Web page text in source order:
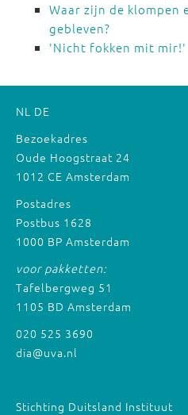
Waar zijn de klompen
gebleven?
'Nicht fokken mit mir!'
NL DE
Bezoekadres
Oude Hoogstraat 24
1012 CE Amsterdam
Postadres
Postbus 1628
1000 BP Amsterdam
voor pakketten:
Tafelbergweg 51
1105 BD Amsterdam
020 525 3690
dia@uva.nl
Stichting Duitsland Instituut